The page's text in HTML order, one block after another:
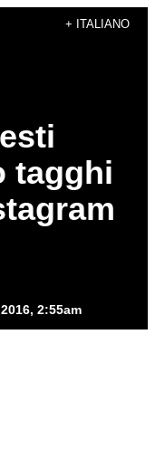
+ ITALIANO
tagghi
2:55am